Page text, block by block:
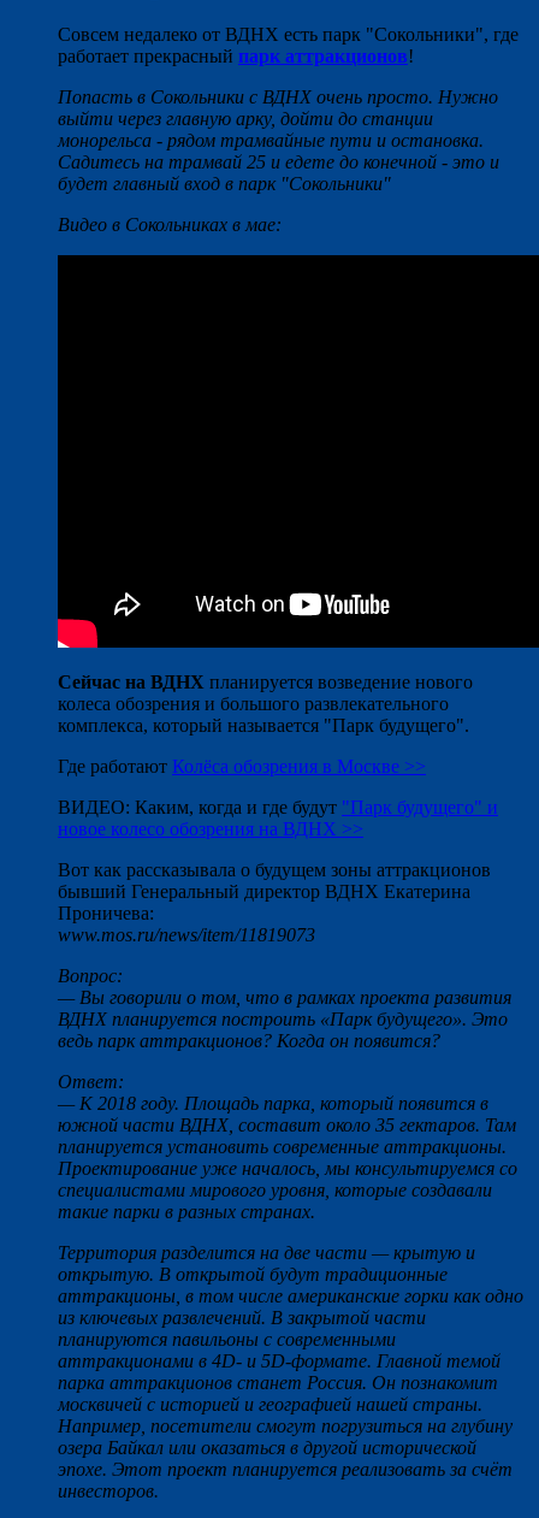
Совсем недалеко от ВДНХ есть парк "Сокольники", где
работает прекрасный парк аттракционов!
Попасть в Сокольники с ВДНХ очень просто. Нужно
выйти через главную арку, дойти до станции
монорельса - рядом трамвайные пути и остановка.
Садитесь на трамвай 25 и едете до конечной - это и
будет главный вход в парк "Сокольники"
Видео в Сокольниках в мае:
Сейчас на ВДНХ планируется возведение нового
колеса обозрения и большого развлекательного
комплекса, который называется "Парк будущего".
Где работают Колёса обозрения в Москве >>
ВИДЕО: Каким, когда и где будут "Парк будущего" и
новое колесо обозрения на ВДНХ >>
Вот как рассказывала о будущем зоны аттракционов
бывший Генеральный директор ВДНХ Екатерина
Проничева:
www.mos.ru/news/item/11819073
Вопрос:
— Вы говорили о том, что в рамках проекта развития
ВДНХ планируется построить «Парк будущего». Это
ведь парк аттракционов? Когда он появится?
Ответ:
— К 2018 году. Площадь парка, который появится в
южной части ВДНХ, составит около 35 гектаров. Там
планируется установить современные аттракционы.
Проектирование уже началось, мы консультируемся со
специалистами мирового уровня, которые создавали
такие парки в разных странах.
Территория разделится на две части — крытую и
открытую. В открытой будут традиционные
аттракционы, в том числе американские горки как одно
из ключевых развлечений. В закрытой части
планируются павильоны с современными
аттракционами в 4D- и 5D-формате. Главной темой
парка аттракционов станет Россия. Он познакомит
москвичей с историей и географией нашей страны.
Например, посетители смогут погрузиться на глубину
озера Байкал или оказаться в другой исторической
эпохе. Этот проект планируется реализовать за счёт
инвесторов.